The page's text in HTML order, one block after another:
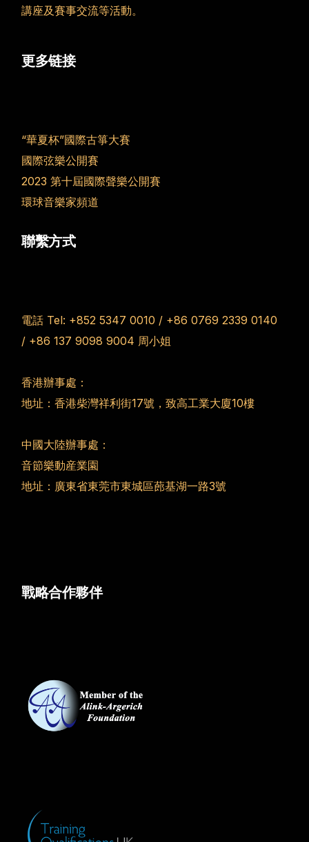
講座及賽事交流等活動。
更多链接
“華夏杯”國際古箏大賽
國際弦樂公開賽
2023 第十屆國際聲樂公開賽
環球音樂家頻道
聯繫方式
電話 Tel: +852 5347 0010 / +86 0769 2339 0140
/ +86 137 9098 9004 周小姐
香港辦事處：
地址：香港柴灣祥利街17號，致高工業大廈10樓
中國大陸辦事處：
音節樂動産業園
地址：廣東省東莞市東城區蓢基湖一路3號
戰略合作夥伴